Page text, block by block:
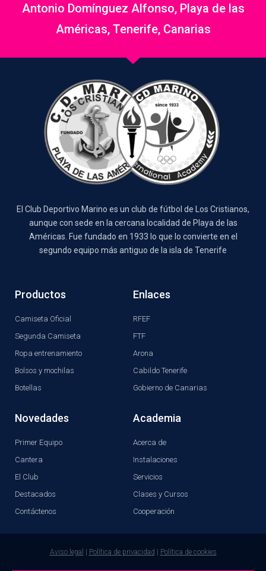
Antonio Domínguez Alfonso, Playa de las
Américas, Tenerife, Canarias
El Club Deportivo Marino es un club de fútbol de Los Cristianos,
aunque con sede en la cercana localidad de Playa de las
Américas. Fue fundado en 1933 lo que lo convierte en el
segundo equipo más antiguo de la isla de Tenerife
Productos
Camiseta Oficial
Segunda Camiseta
Ropa entrenamiento
Bolsos y mochilas
Botellas
Enlaces
RFEF
FTF
Arona
Cabildo Tenerife
Gobierno de Canarias
Novedades
Primer Equipo
Cantera
El Club
Destacados
Contáctenos
Academia
Acerca de
Instalaciones
Servicios
Clases y Cursos
Cooperación
Aviso legal Política de privacidad Política de cookies